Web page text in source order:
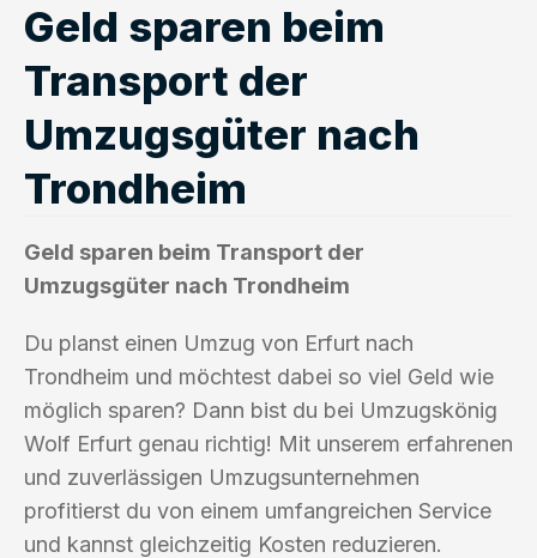
Geld sparen beim
Transport der
Umzugsgüter nach
Trondheim
Geld sparen beim Transport der
Umzugsgüter nach Trondheim
Du planst einen Umzug von Erfurt nach
Trondheim und möchtest dabei so viel Geld wie
möglich sparen? Dann bist du bei Umzugskönig
Wolf Erfurt genau richtig! Mit unserem erfahrenen
und zuverlässigen Umzugsunternehmen
profitierst du von einem umfangreichen Service
und kannst gleichzeitig Kosten reduzieren.